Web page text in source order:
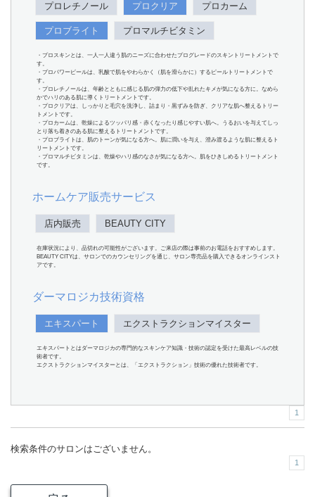
プロレチノール プロクリア プロカーム
プロブライト プロマルチビタミン
・プロスキンとは、一人一人違う肌のニーズに合わせたプログレードのスキントリートメントで
す。
・プロパワーピールは、乳酸で肌をやわらかく（肌を滑らかに）するピールトリートメントで
す。
・プロレチノールは、年齢とともに感じる肌の弾力の低下や乱れたキメが気になる方に。なめら
かでハリのある肌に導くトリートメントです。
・プロクリアは、しっかりと毛穴を洗浄し、詰まり・黒ずみを防ぎ、クリアな肌へ整えるトリー
トメントです。
・プロカームは、乾燥によるツッパリ感・赤くなったり感じやすい肌へ。うるおいを与えてしっ
とり落ち着きのある肌に整えるトリートメントです。
・プロブライトは、肌のトーンが気になる方へ。肌に潤いを与え、澄み渡るような肌に整えるト
リートメントです。
・プロマルチビタミンは、乾燥やハリ感のなさが気になる方へ。肌をひきしめるトリートメント
です。
ホームケア販売サービス
店内販売 BEAUTY CITY
在庫状況により、品切れの可能性がございます。ご来店の際は事前のお電話をおすすめします。
BEAUTY CITYは、サロンでのカウンセリングを通じ、サロン専売品を購入できるオンラインスト
アです。
ダーマロジカ技術資格
エキスパート エクストラクションマイスター
エキスパートとはダーマロジカの専門的なスキンケア知識・技術の認定を受けた最高レベルの技
術者です。
エクストラクションマイスターとは、「エクストラクション」技術の優れた技術者です。
1
検索条件のサロンはございません。
1